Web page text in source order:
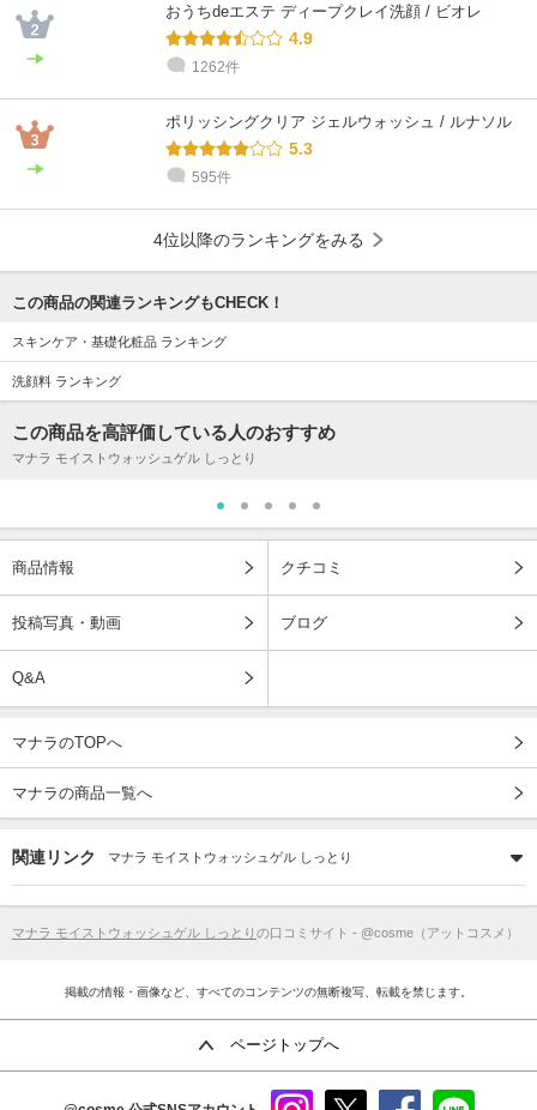
おうちdeエステ ディープクレイ洗顔 / ビオレ
4.9
1262件
ポリッシングクリア ジェルウォッシュ / ルナソル
5.3
595件
4位以降のランキングをみる
この商品の関連ランキングもCHECK！
スキンケア・基礎化粧品 ランキング
洗顔料 ランキング
この商品を高評価している人のおすすめ
マナラ モイストウォッシュゲル しっとり
商品情報 クチコミ
投稿写真・動画 ブログ
Q&A
マナラのTOPへ
マナラの商品一覧へ
関連リンク マナラ モイストウォッシュゲル しっとり
マナラ モイストウォッシュゲル しっとり の口コミサイト - @cosme（アットコスメ）
掲載の情報・画像など、すべてのコンテンツの無断複写、転載を禁じます。
ページトップへ